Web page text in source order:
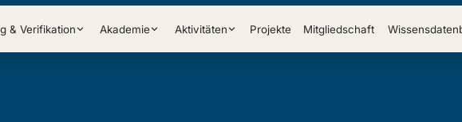
& Verifikation Akademie Aktivitäten Projekte Mitgliedschaft